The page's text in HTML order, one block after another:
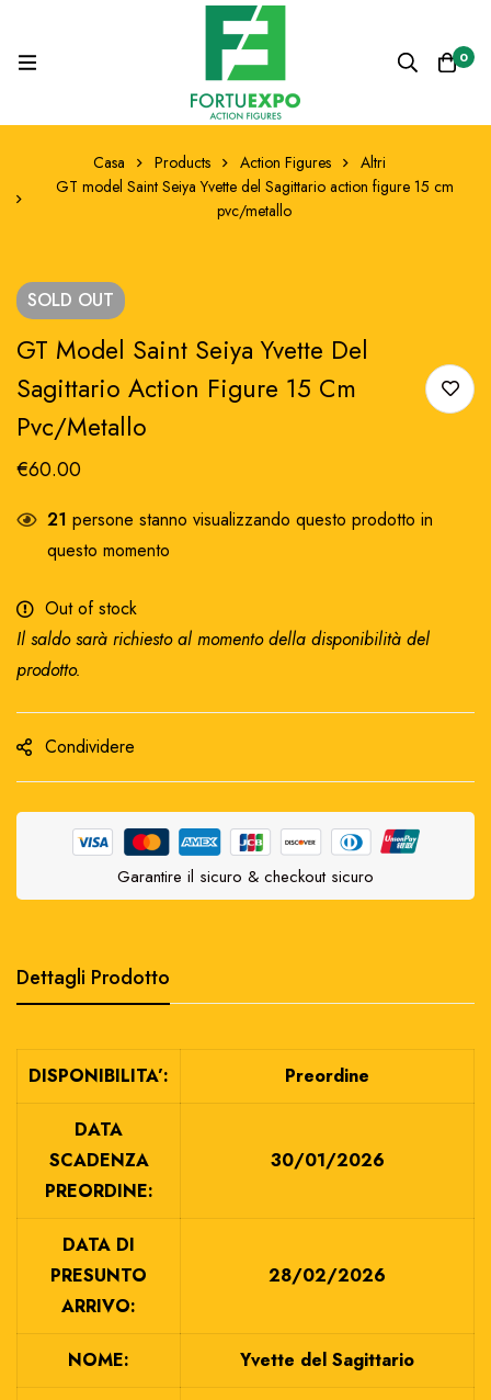
0
Casa Products Action Figures
Altri
GT model Saint Seiya Yvette del Sagittario action figure 15 cm
pvc/metallo
SOLD OUT
GT Model Saint Seiya Yvette Del
Sagittario Action Figure 15 Cm
Pvc/metallo
€60.00
21 persone stanno visualizzando questo prodotto in
questo momento
Out of stock
Il saldo sarà richiesto al momento della disponibilità del
prodotto.
Condividere
Garantire il sicuro & checkout sicuro
Dettagli Prodotto
DISPONIBILITA’: Preordine
DATA
SCADENZA
PREORDINE:
30/01/2026
DATA DI
PRESUNTO
ARRIVO:
28/02/2026
NOME: Yvette del Sagittario